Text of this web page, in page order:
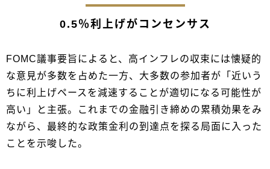
0.5％利上げがコンセンサス
FOMC議事要旨によると、高インフレの収束には懐疑的
な意見が多数を占めた一方、大多数の参加者が「近いう
ちに利上げペースを減速することが適切になる可能性が
高い」と主張。これまでの金融引き締めの累積効果をみ
ながら、最終的な政策金利の到達点を探る局面に入った
ことを示唆した。